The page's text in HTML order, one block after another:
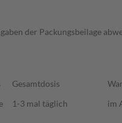
der Packungsbeilage
Gesamtdosis
1-3 mal täglich
im